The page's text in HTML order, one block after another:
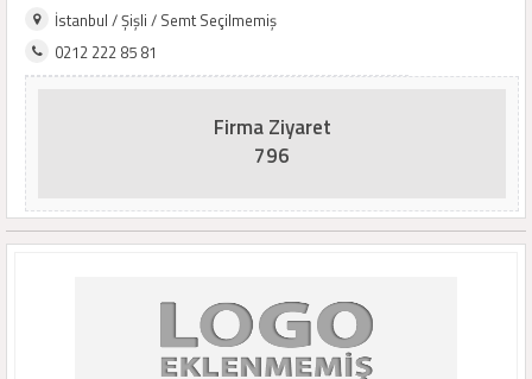
İstanbul / Şişli / Semt Seçilmemiş
0212 222 85 81
Firma Ziyaret
796